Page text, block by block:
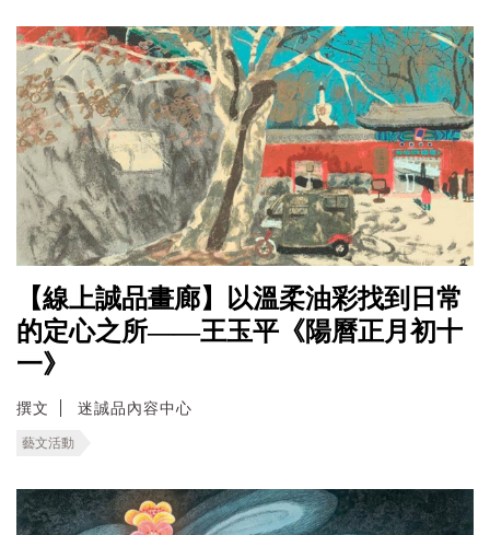
【線上誠品畫廊】以溫柔油彩找到日常
的定心之所——王玉平《陽曆正月初十
一》
撰文 迷誠品內容中心
藝文活動